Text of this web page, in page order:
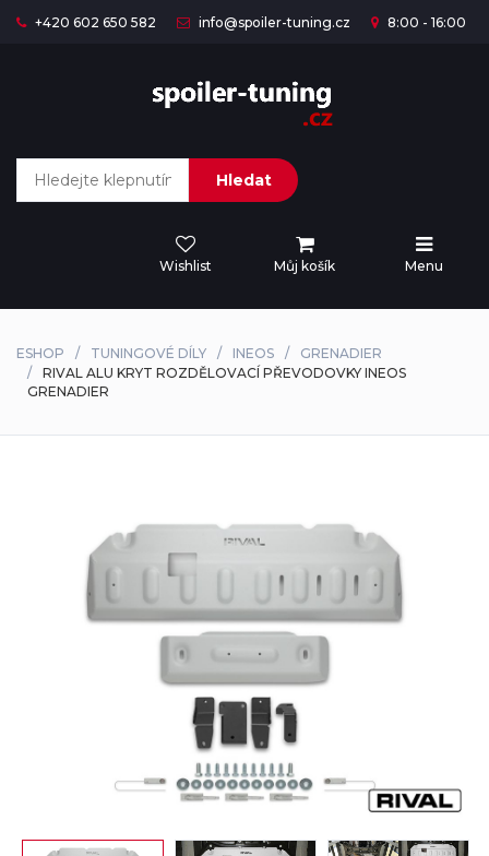
+420 602 650 582 info@spoiler-tuning.cz 8:00 - 16:00
Hledat
Wishlist Můj košík Menu
ESHOP TUNINGOVÉ DÍLY INEOS
GRENADIER
RIVAL ALU KRYT ROZDĚLOVACÍ PŘEVODOVKY INEOS
GRENADIER